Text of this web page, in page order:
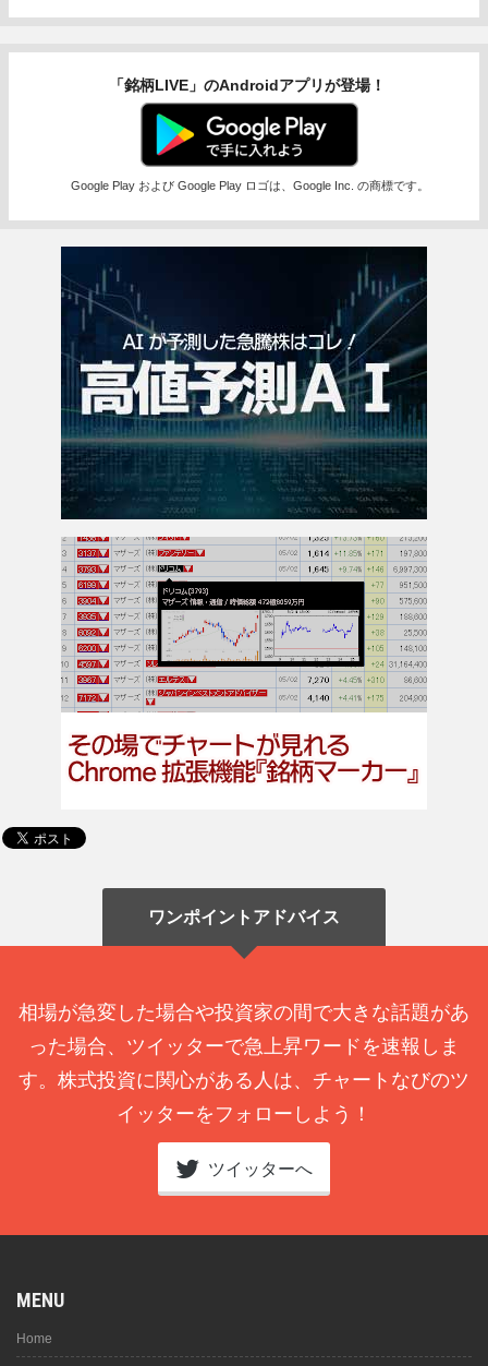
「銘柄LIVE」のAndroidアプリが登場！
Google Play および Google Play ロゴは、Google Inc. の商標です。
ワンポイントアドバイス
相場が急変した場合や投資家の間で大きな話題があ
った場合、ツイッターで急上昇ワードを速報しま
す。株式投資に関心がある人は、チャートなびのツ
イッターをフォローしよう！
ツイッターへ
MENU
Home